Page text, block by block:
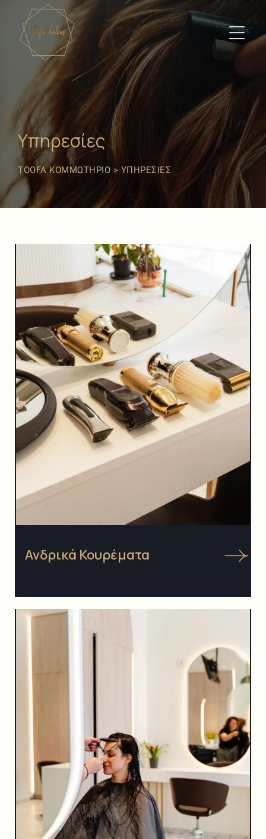
Υπηρεσίες
TOOFA ΚΟΜΜΩΤΉΡΙΟ > ΥΠΗΡΕΣΊΕΣ
Ανδρικά Κουρέματα